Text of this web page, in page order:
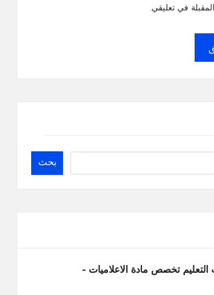
في تعليقي.
بحث
التعليم تخصص مادة الاعلاميات –